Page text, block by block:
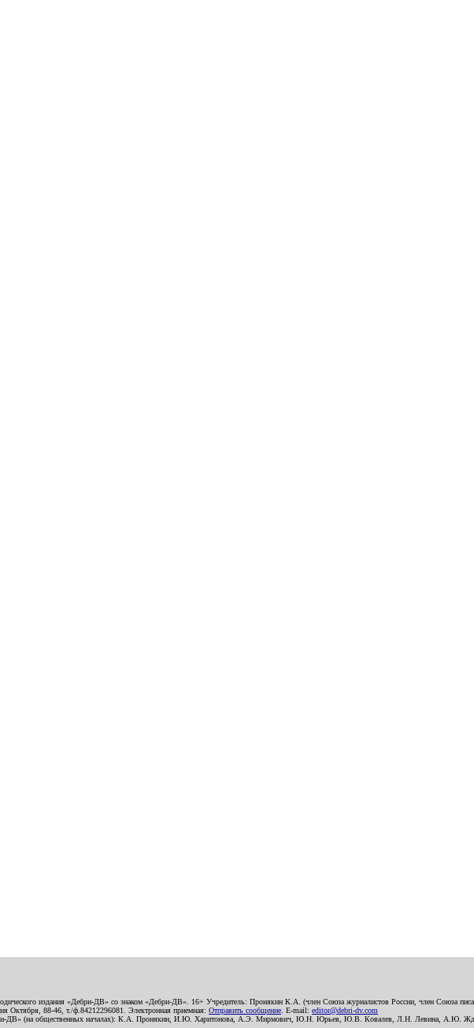
издания «Дебри-ДВ» со знаком «Дебри-ДВ». 16+ Учредитель: Пронякин К.А. (член Союза журналистов России, член Союза
Октября, 88-46, т./ф.84212296081. Электронная приемная: Отправить сообщение . E-mail: editor@debri-dv.com
ДВ» (на общественных началах): К.А. Пронякин, И.Ю. Харитонова, А.Э. Мирмович, Ю.Н. Юрьев, Ю.В. Ковалев, Л.Н. Левина,